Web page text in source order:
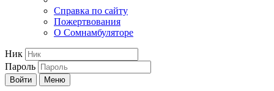
Справка по сайту
Пожертвования
О Сомнамбуляторе
Ник
Пароль
Войти Меню